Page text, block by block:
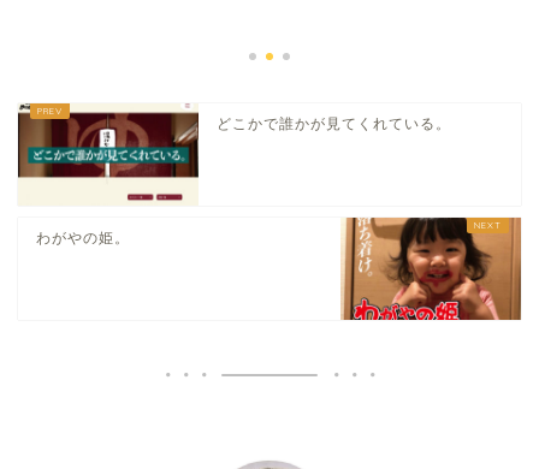
どこかで誰かが見てくれている。
わがやの姫。